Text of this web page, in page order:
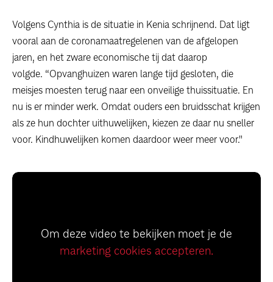
Volgens Cynthia is de situatie in Kenia schrijnend. Dat ligt
vooral aan de coronamaatregelenen van de afgelopen
jaren, en het zware economische tij dat daarop
volgde. “Opvanghuizen waren lange tijd gesloten, die
meisjes moesten terug naar een onveilige thuissituatie. En
nu is er minder werk. Omdat ouders een bruidsschat krijgen
als ze hun dochter uithuwelijken, kiezen ze daar nu sneller
voor. Kindhuwelijken komen daardoor weer meer voor."
Om deze video te bekijken moet je de
marketing cookies accepteren.